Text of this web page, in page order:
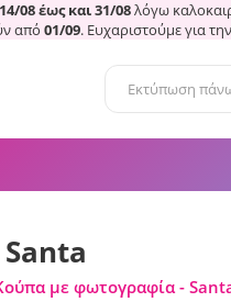
14/08 έως και 31/08λόγω
από 01/09. Ευχαριστούμε για
με φωτογραφία -